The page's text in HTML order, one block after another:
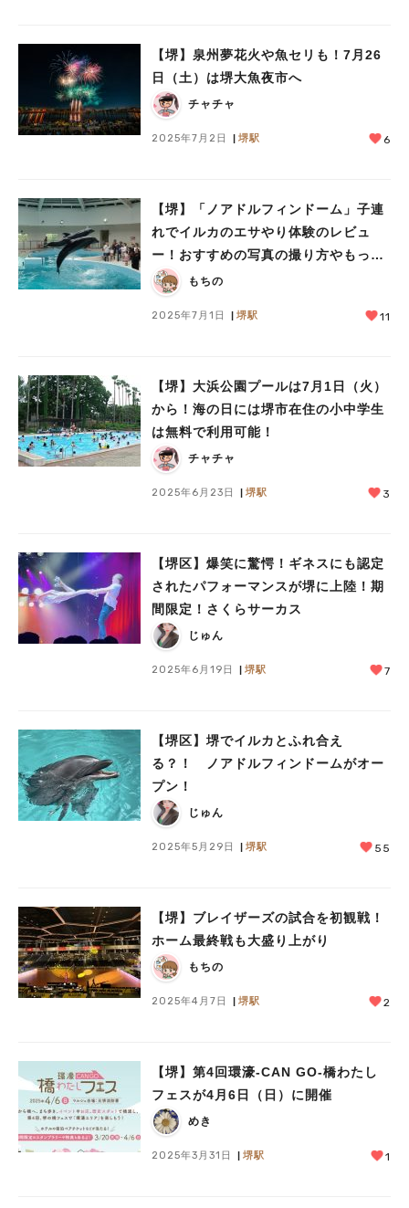
【堺】泉州夢花火や魚セリも！7月26
日（土）は堺大魚夜市へ
チャチャ
2025年7月2日 堺駅 6
【堺】「ノアドルフィンドーム」子連
れでイルカのエサやり体験のレビュ
ー！おすすめの写真の撮り方やもっと
楽しむポイントも
もちの
2025年7月1日 堺駅 11
【堺】大浜公園プールは7月1日（火）
から！海の日には堺市在住の小中学生
は無料で利用可能！
チャチャ
2025年6月23日 堺駅 3
【堺区】爆笑に驚愕！ギネスにも認定
されたパフォーマンスが堺に上陸！期
間限定！さくらサーカス
じゅん
2025年6月19日 堺駅 7
【堺区】堺でイルカとふれ合え
る？！ ノアドルフィンドームがオー
プン！
じゅん
2025年5月29日 堺駅 55
【堺】ブレイザーズの試合を初観戦！
ホーム最終戦も大盛り上がり
もちの
2025年4月7日 堺駅 2
【堺】第4回環濠-CAN GO-橋わたし
フェスが4月6日（日）に開催
めき
2025年3月31日 堺駅 1